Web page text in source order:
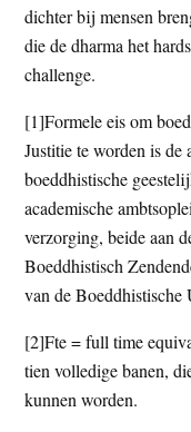
dichter bij mensen
die de dharma het
challenge.
[1]Formele eis om
Justitie te worden is de
boeddhistische
academische
verzorging, beide aan
Boeddhistisch
van de
[2]Fte = full time
tien volledige banen,
kunnen worden.